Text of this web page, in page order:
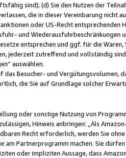
sind); (d) Sie den Nutzen der
die in dieser Vereinbarung nicht
oder US-Recht entsprechenden
und Wiederausfuhrbeschränkungen
entsprechen und ggf. für die
jederzeit zutreffend und vollständig
auswählen.
Besucher- und Vergütungsvolumen,
die Sie auf Grundlage solcher
oder sonstige Nutzung von
Hinweis anbringen: „Als
Recht erforderlich, werden Sie
Partnerprogramm machen. Sie
oder impliziten Aussage, dass